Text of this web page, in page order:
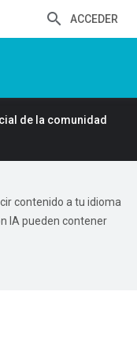
ACCEDER
de la comunidad
contenido a tu idioma
IA pueden contener